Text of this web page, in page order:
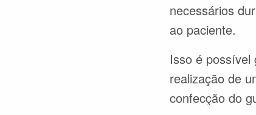
necessários
ao paciente.
Isso é possível
realização de
confecção do